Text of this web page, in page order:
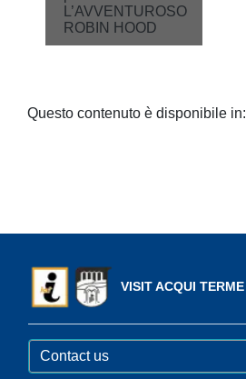
L’AVVENTUROSO
ROBIN HOOD
Questo contenuto è disponibile in:
VISIT ACQUI TERME
Contact us